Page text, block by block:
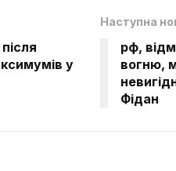
у
Наступна
рф,
вогню,
Фідан